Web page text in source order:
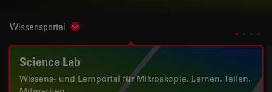
Wissensportal Show subnavigation
Science Lab
Wissens- und Lernportal für Mikroskopie. Lernen. Teilen.